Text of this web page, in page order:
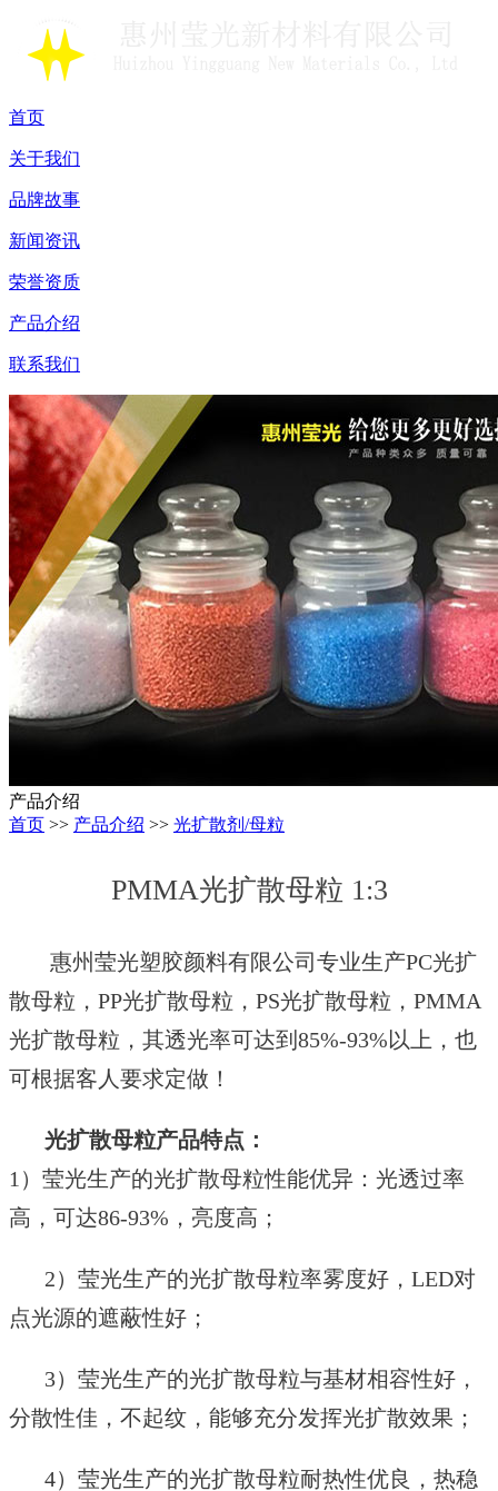
首页
关于我们
品牌故事
新闻资讯
荣誉资质
产品介绍
联系我们
产品介绍
首页 >> 产品介绍 >> 光扩散剂/母粒
PMMA光扩散母粒 1:3
惠州莹光塑胶颜料有限公司专业生产PC光扩
散母粒 ， PP光扩散母粒 ， PS光扩散母粒 ， PMMA
光扩散母粒， 其透光率可达到 85%-93%以上 ， 也
可根据客人要求定做！
光扩散母粒产品特点：
1 ） 莹光生产的光扩散母粒性能优异：光透过率
高，可达86-93% ，亮度高；
2） 莹光生产的光扩散母粒率雾度好， LED对
点光源的遮蔽性好；
3） 莹光生产的光扩散母粒与基材相容性好，
分散性佳，不起纹，能够充分发挥光扩散效果；
4） 莹光生产的光扩散母粒耐热性优良，热稳